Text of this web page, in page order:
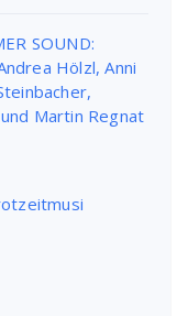
SOUND:
Hölzl, Anni
Martin Regnat